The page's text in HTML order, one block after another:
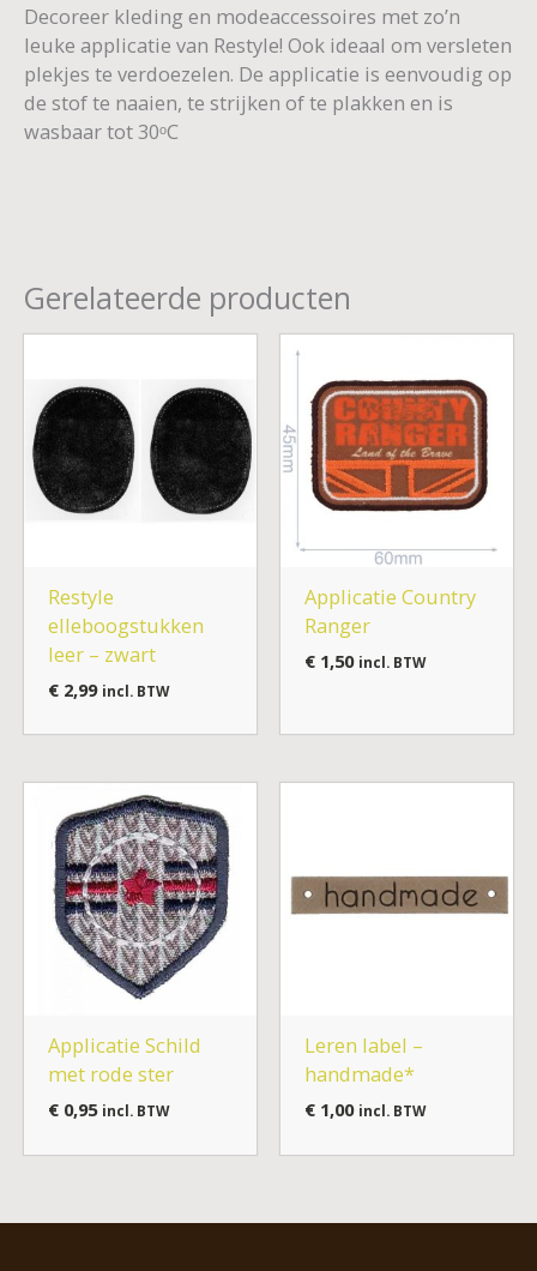
Decoreer kleding en modeaccessoires met zo’n
leuke applicatie van Restyle! Ook ideaal om versleten
plekjes te verdoezelen. De applicatie is eenvoudig op
de stof te naaien, te strijken of te plakken en is
wasbaar tot 30ᵒC
Gerelateerde producten
Restyle
elleboogstukken
leer – zwart
€2,99 incl. BTW
Applicatie Country
Ranger
€1,50 incl. BTW
Applicatie Schild
met rode ster
€0,95 incl. BTW
Leren label –
handmade*
€1,00 incl. BTW